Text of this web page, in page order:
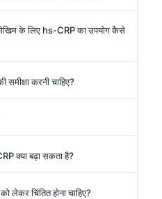
के लिए hs-CRP का उपयोग कैसे
करनी चाहिए?
क्या बढ़ा सकता है?
लेकर चिंतित होना चाहिए?